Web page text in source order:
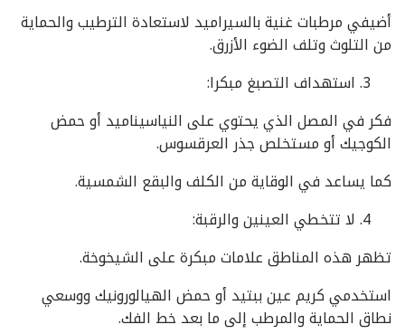
أضيفي مرطبات غنية بالسيراميد لاستعادة الترطيب والحماية
من التلوث وتلف الضوء الأزرق.
استهداف التصبغ مبكرا:
فكر في المصل الذي يحتوي على النياسيناميد أو حمض
الكوجيك أو مستخلص جذر العرقسوس.
كما يساعد في الوقاية من الكلف والبقع الشمسية.
لا تتخطي العينين والرقبة:
تظهر هذه المناطق علامات مبكرة على الشيخوخة.
استخدمي كريم عين ببتيد أو حمض الهيالورونيك ووسعي
نطاق الحماية والمرطب إلى ما بعد خط الفك.